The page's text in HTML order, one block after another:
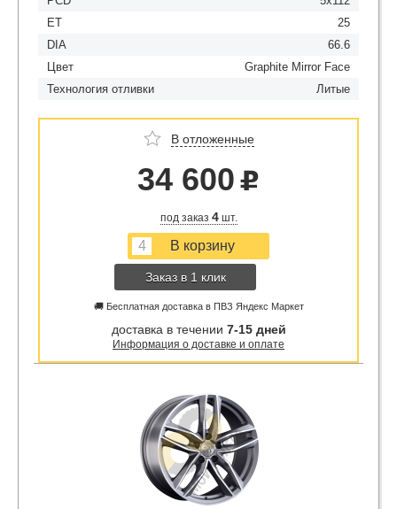
ET
25
DIA
66.6
Цвет
Graphite Mirror Face
Технология отливки
Литые
В отложенные
34 600 u
под заказ 4шт.
Заказ в 1 клик
🚚 Бесплатная доставка в ПВЗ Яндекс Маркет
доставка в течении 7-15 дней
Информация о доставке и оплате